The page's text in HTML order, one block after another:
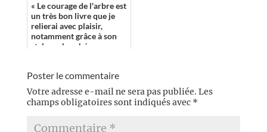
« Le courage de l'arbre est
un très bon livre que je
relierai avec plaisir,
notamment grâce à son
style recherché... »
Poster le commentaire
Votre adresse e-mail ne sera pas publiée. Les
champs obligatoires sont indiqués avec *